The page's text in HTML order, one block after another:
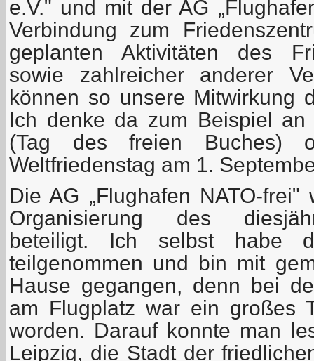
e.V." und mit der AG
Verbindung zum
geplanten Aktivitäten des
sowie zahlreicher anderer
können so unsere Mitwirkung
Ich denke da zum Beispiel
(Tag des freien Buches)
Weltfriedenstag am 1.
Die AG „Flughafen NATO-
Organisierung des
beteiligt. Ich selbst habe
teilgenommen und bin mit
Hause gegangen, denn bei
am Flugplatz war ein großes
worden. Darauf konnte man
Leipzig, die Stadt der